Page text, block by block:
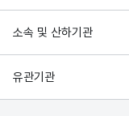
소속 및 산하기관
유관기관